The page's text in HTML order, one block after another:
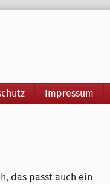
Impressum
das passt auch ein